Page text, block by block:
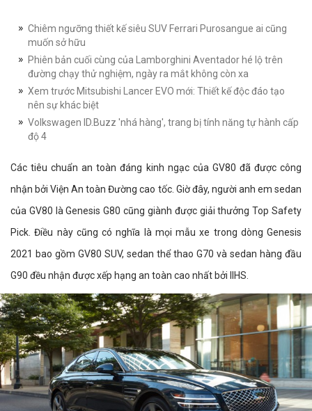
Chiêm ngưỡng thiết kế siêu SUV Ferrari Purosangue ai cũng
muốn sở hữu
Phiên bản cuối cùng của Lamborghini Aventador hé lộ trên
đường chạy thử nghiệm, ngày ra mắt không còn xa
Xem trước Mitsubishi Lancer EVO mới: Thiết kế độc đáo tạo
nên sự khác biệt
Volkswagen ID.Buzz 'nhá hàng', trang bị tính năng tự hành cấp
độ 4
Các tiêu chuẩn an toàn đáng kinh ngạc của GV80 đã được công
nhận bởi Viện An toàn Đường cao tốc. Giờ đây, người anh em sedan
của GV80 là Genesis G80 cũng giành được giải thưởng Top Safety
Pick. Điều này cũng có nghĩa là mọi mẫu xe trong dòng Genesis
2021 bao gồm GV80 SUV, sedan thể thao G70 và sedan hàng đầu
G90 đều nhận được xếp hạng an toàn cao nhất bởi IIHS.